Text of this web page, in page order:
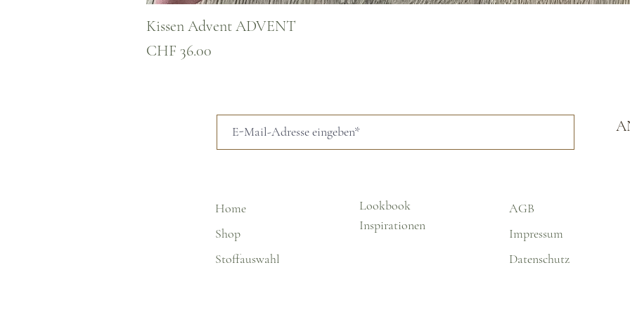
Kissen Advent ADVENT
Preis
CHF 36.00
Home
Shop
Stoffauswahl
Lookbook
Inspirationen
AGB
Impressum
Datenschutz